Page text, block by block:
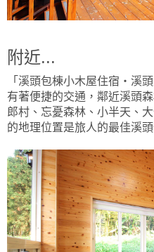
附近...
「溪頭包棟小木屋住宿‧溪
有著便捷的交通，鄰近溪頭
郎村、忘憂森林、小半天、
的地理位置是旅人的最佳溪